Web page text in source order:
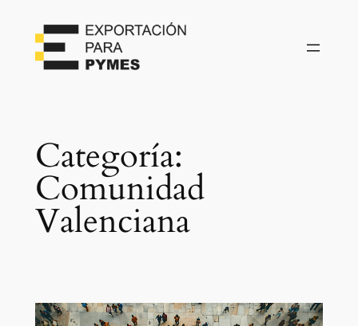
Categoría:
Comunidad
Valenciana